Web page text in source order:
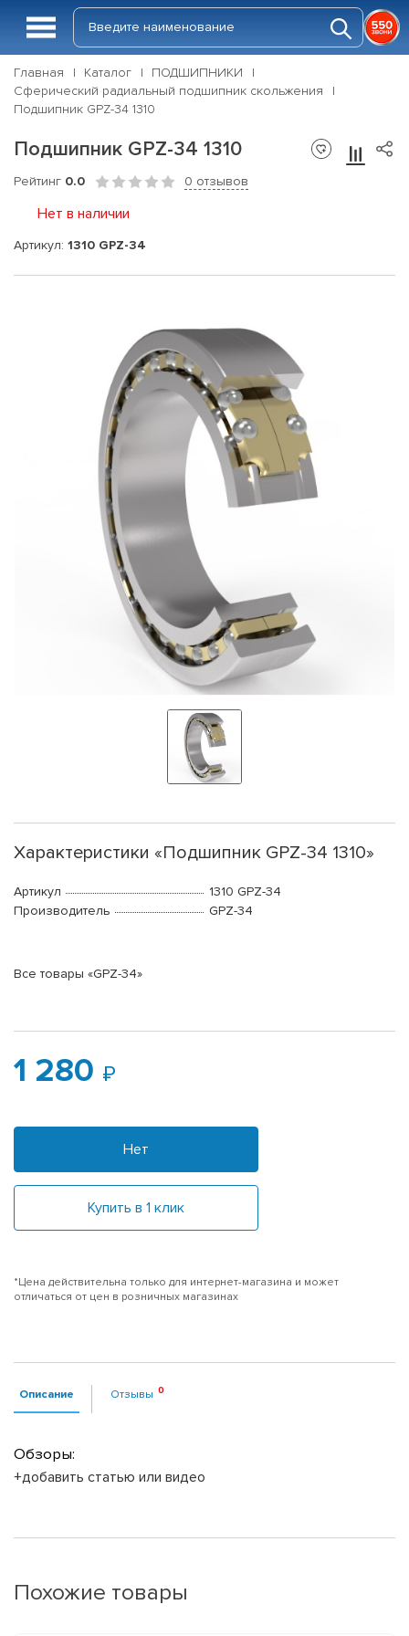
Главная Каталог
ПОДШИПНИКИ
Сферический радиальный подшипник скольжения
Подшипник GPZ-34 1310
Подшипник GPZ-34 1310
Рейтинг 0.0 0 отзывов
Нет в наличии
Артикул: 1310 GPZ-34
Характеристики «Подшипник GPZ-34 1310»
Артикул
1310 GPZ-34
Производитель
GPZ-34
Все товары «GPZ-34»
1 280
Нет
Купить в 1 клик
*Цена действительна только для интернет-магазина и может
отличаться от цен в розничных магазинах
Описание Отзывы
Обзоры:
+добавить статью или видео
Похожие товары